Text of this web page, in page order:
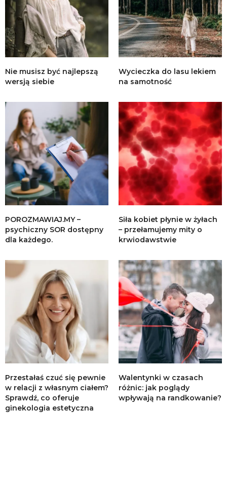
Nie musisz być najlepszą
wersją siebie
Wycieczka do lasu lekiem
na samotność
POROZMAWIAJ.MY –
psychiczny SOR dostępny
dla każdego.
Siła kobiet płynie w żyłach
– przełamujemy mity o
krwiodawstwie
Przestałaś czuć się pewnie
w relacji z własnym ciałem?
Sprawdź, co oferuje
ginekologia estetyczna
Walentynki w czasach
różnic: jak poglądy
wpływają na randkowanie?